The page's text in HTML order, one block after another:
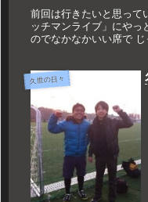
前回は行きたいと思って
ッチマンライブ」にやっ
のでなかなかいい席で
久世の日々